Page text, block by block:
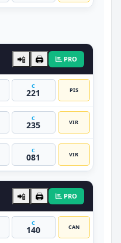
📲 🖨️ PRO
C
221 PIS
C
235 VIR
C
081 VIR
📲 🖨️ PRO
C
140 CAN